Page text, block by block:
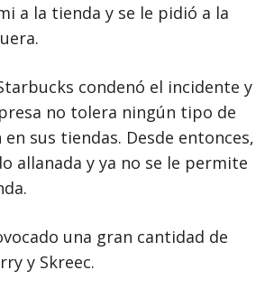
a la tienda y se le pidió a la
condenó el incidente y
no tolera ningún tipo de
sus tiendas. Desde entonces,
allanada y ya no se le permite
una gran cantidad de
y Skreec.